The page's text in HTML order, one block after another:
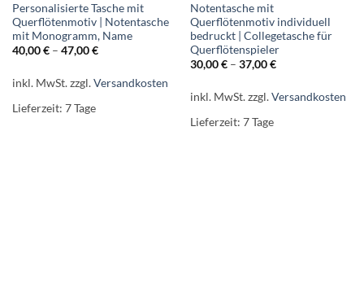
Personalisierte Tasche mit
Querflötenmotiv | Notentasche
mit Monogramm, Name
40,00€– 47,00€
inkl. MwSt.zzgl.Versandkosten
Lieferzeit: 7 Tage
Notentasche mit
Querflötenmotiv individuell
bedruckt | Collegetasche für
Querflötenspieler
30,00€– 37,00€
inkl. MwSt.zzgl.Versandkosten
Lieferzeit: 7 Tage